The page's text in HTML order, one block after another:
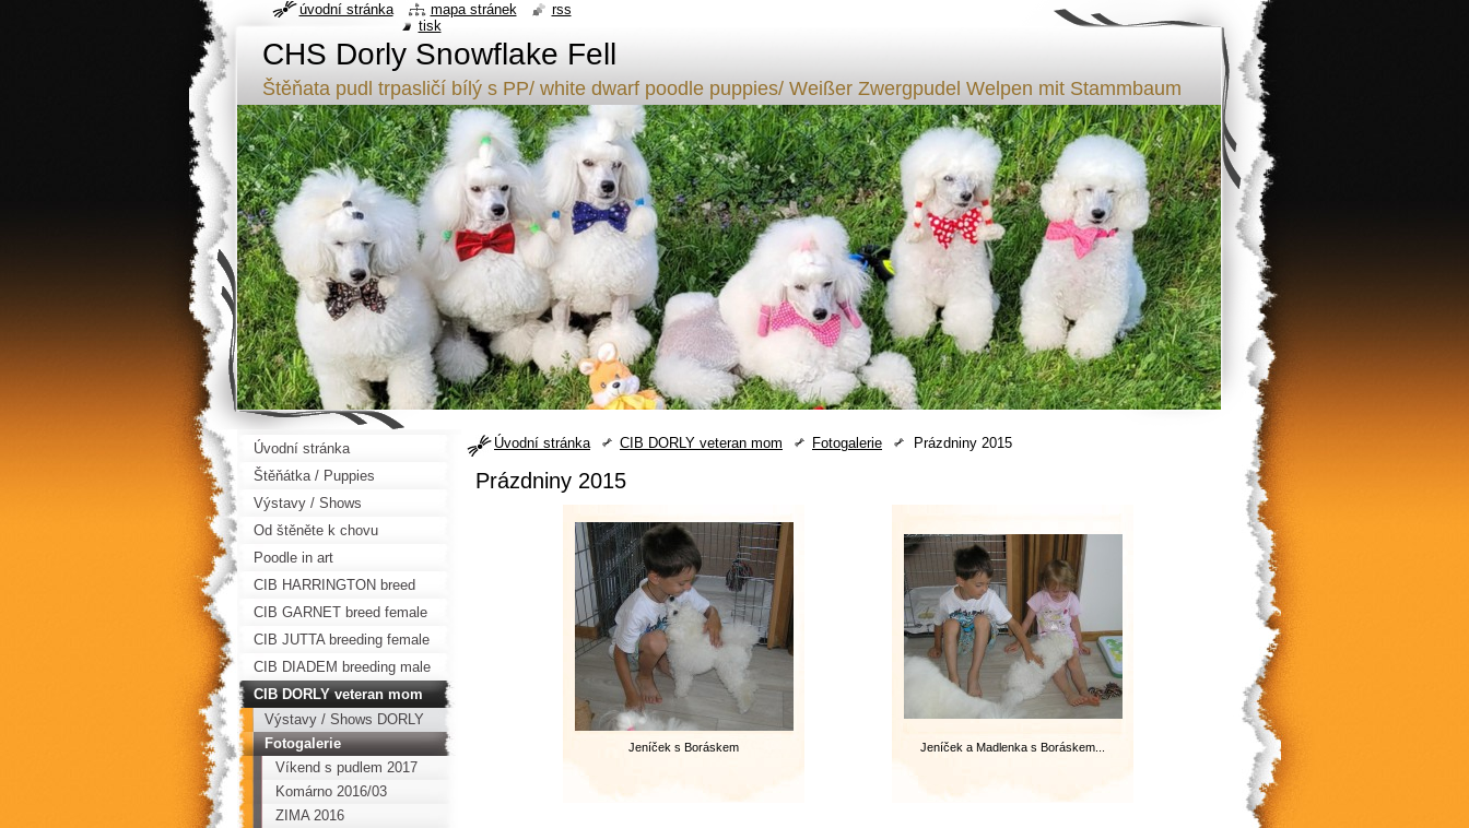
CHS Dorly Snowflake Fell
Štěňata pudl trpasličí bílý s PP/ white dwarf poodle puppies/ Weißer Zwergpudel Welpen mit Stammbaum
Úvodní stránka CIB DORLY veteran mom Fotogalerie Prázdniny 2015
Prázdniny 2015
Jeníček s Boráskem Jeníček a Madlenka s Boráskem...
Úvodní stránka
Štěňátka / Puppies
Výstavy / Shows
Od štěněte k chovu
Poodle in art
CIB HARRINGTON breed
male
CIB GARNET breed female
CIB JUTTA breeding female
CIB DIADEM breeding male
CIB DORLY veteran mom
Výstavy / Shows DORLY
Fotogalerie
Víkend s pudlem 2017
Komárno 2016/03
ZIMA 2016
úvodní stránka mapa stránek
rss
tisk